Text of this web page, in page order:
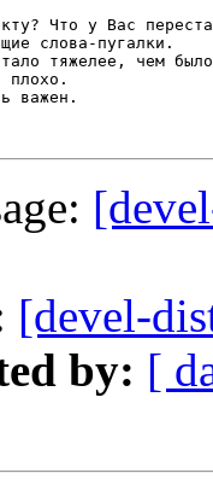
Что у Вас
слова-пугалки.
тяжелее, чем
плохо.
важен.
[devel-
by: [